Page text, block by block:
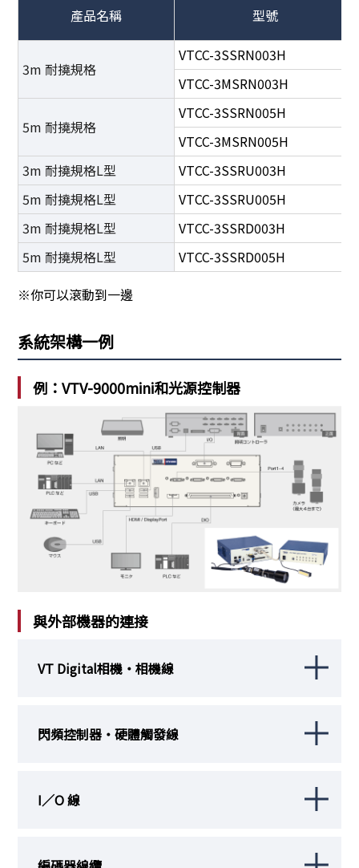
產品名稱 型號
3m 耐撓規格
VTCC-3SSRN003H
VTCC-3MSRN003H
5m 耐撓規格
VTCC-3SSRN005H
VTCC-3MSRN005H
3m 耐撓規格L型
VTCC-3SSRU003H
5m 耐撓規格L型
VTCC-3SSRU005H
3m 耐撓規格L型
VTCC-3SSRD003H
5m 耐撓規格L型
VTCC-3SSRD005H
※你可以滾動到一邊
系統架構一例
例：VTV-9000mini和光源控制器
與外部機器的連接
VT Digital相機・相機線
閃頻控制器・硬體觸發線
I／O 線